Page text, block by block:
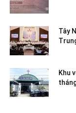
Tây
Khu